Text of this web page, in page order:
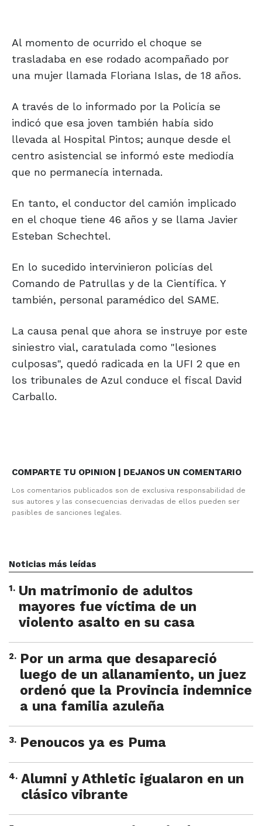
Al momento de ocurrido el choque se
trasladaba en ese rodado acompañado por
una mujer llamada Floriana Islas, de 18 años.
A través de lo informado por la Policía se
indicó que esa joven también había sido
llevada al Hospital Pintos; aunque desde el
centro asistencial se informó este mediodía
que no permanecía internada.
En tanto, el conductor del camión implicado
en el choque tiene 46 años y se llama Javier
Esteban Schechtel.
En lo sucedido intervinieron policías del
Comando de Patrullas y de la Científica. Y
también, personal paramédico del SAME.
La causa penal que ahora se instruye por este
siniestro vial, caratulada como "lesiones
culposas", quedó radicada en la UFI 2 que en
los tribunales de Azul conduce el fiscal David
Carballo.
COMPARTE TU OPINION | DEJANOS UN COMENTARIO
Los comentarios publicados son de exclusiva responsabilidad de
sus autores y las consecuencias derivadas de ellos pueden ser
pasibles de sanciones legales.
Noticias más leídas
1. Un matrimonio de adultos
mayores fue víctima de un
violento asalto en su casa
2. Por un arma que desapareció
luego de un allanamiento, un juez
ordenó que la Provincia indemnice
a una familia azuleña
3. Penoucos ya es Puma
4. Alumni y Athletic igualaron en un
clásico vibrante